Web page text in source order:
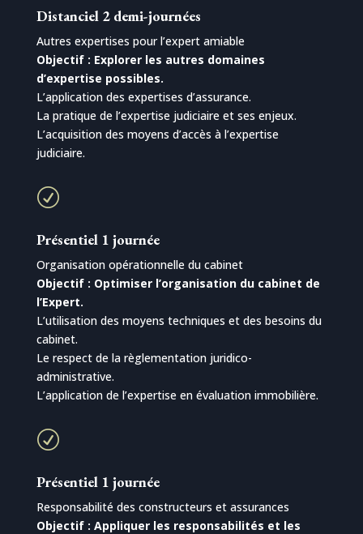
Distanciel 2 demi-journées
Autres expertises pour l’expert amiable
Objectif : Explorer les autres domaines
d’expertise possibles.
L’application des expertises d’assurance.
La pratique de l’expertise judiciaire et ses enjeux.
L’acquisition des moyens d’accès à l’expertise
judiciaire.
R
Présentiel 1 journée
Organisation opérationnelle du cabinet
Objectif : Optimiser l’organisation du cabinet de
l’Expert.
L’utilisation des moyens techniques et des besoins du
cabinet.
Le respect de la règlementation juridico-
administrative.
L’application de l’expertise en évaluation immobilière.
R
Présentiel 1 journée
Responsabilité des constructeurs et assurances
Objectif : Appliquer les responsabilités et les